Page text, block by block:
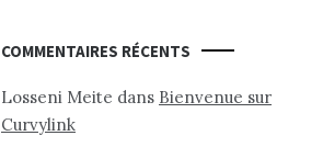
COMMENTAIRES RÉCENTS
Losseni Meite dans Bienvenue sur
Curvylink